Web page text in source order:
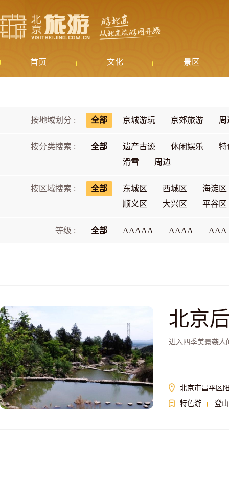
首页 文化 景区
按地域划分 : 全部 京城游玩 京郊旅游 周
按分类搜索 : 全部 遗产古迹 休闲娱乐
特
滑雪
周边
按区域搜索 : 全部 东城区 西城区
海淀区
顺义区
大兴区 平谷区
等级 : 全部 AAAAA AAAA AAA
北京
进入四季美景袭人
北京市昌平区
特色游
登山